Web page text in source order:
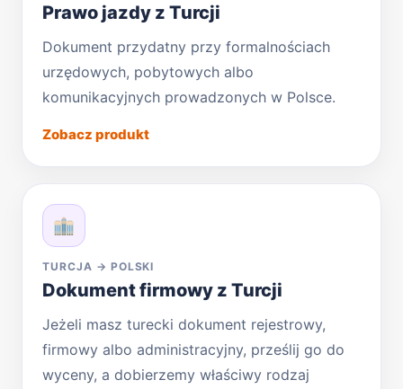
Prawo jazdy z Turcji
Dokument przydatny przy formalnościach
urzędowych, pobytowych albo
komunikacyjnych prowadzonych w Polsce.
Zobacz produkt
TURCJA → POLSKI
Dokument firmowy z Turcji
Jeżeli masz turecki dokument rejestrowy,
firmowy albo administracyjny, prześlij go do
wyceny, a dobierzemy właściwy rodzaj